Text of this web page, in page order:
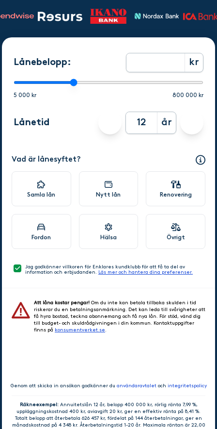
Lånebelopp: kr
5 000 kr 800 000 kr
Lånetid år
Vad är lånesyftet?
Samla lån Nytt lån Renovering
Fordon Hälsa Övrigt
Jag godkänner villkoren för Enklares kundklubb för att få ta del av
information och erbjudanden. Läs mer och hantera dina preferenser.
Att låna kostar pengar! Om du inte kan betala tillbaka skulden i tid
riskerar du en betalningsanmärkning. Det kan leda till svårigheter att
få hyra bostad, teckna abonnemang och få nya lån. För stöd, vänd dig
till budget- och skuldrådgivningen i din kommun. Kontaktuppgifter
finns på konsumentverket.se.
Genom att skicka in ansökan godkänner du användaravtaletoch integritetspolicy
Räkneexempel: Annuitetslån 12 år, belopp 400 000 kr, rörlig ränta 7,99 %,
uppläggningskostnad 400 kr, aviavgift 20 kr, ger en effektiv ränta på 8,41 %.
Totalt belopp att återbetala 626 457 kr, fördelat på 144 återbetalningar, ger en
månadskostnad på 4 348 kr. Återbetalningstid 1-20 år. Maximala räntan är 22,00